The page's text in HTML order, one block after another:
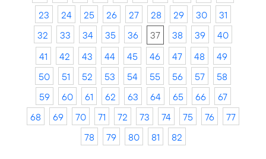
23
24 25 26 27 28 29 30
31
32
33 34 35 36 37 38 39
40
41
42 43 44 45 46 47 48
49
50
51 52 53 54 55 56 57
58
59
60 61 62 63 64 65 66
67
68
69 70 71 72 73 74 75 76
77
78
79 80 81 82